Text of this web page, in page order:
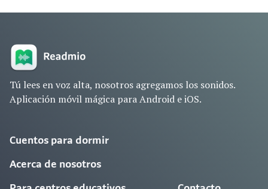
Tú lees en voz alta, nosotros agregamos los sonidos.
Aplicación móvil mágica para Android e iOS.
Cuentos para dormir
Acerca de nosotros